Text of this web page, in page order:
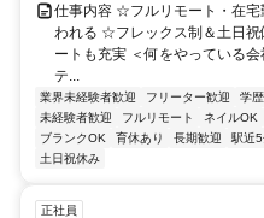
仕事内容 ☆フルリモート・在宅
われる ☆フレックス制＆土日
ートも充実 ＜何をやっている
テ...
業界未経験者歓迎 フリーター歓迎 学
未経験者歓迎
フルリモート ネイルOK
ブランクOK
育休あり 長期歓迎 駅近
土日祝休み
正社員